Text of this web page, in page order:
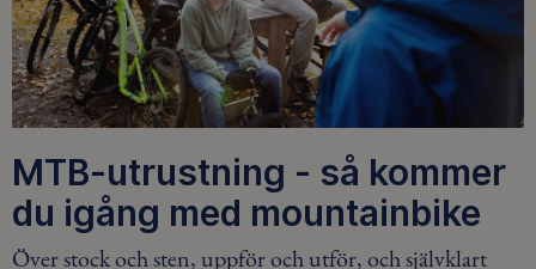
MTB-utrustning - så kommer
du igång med mountainbike
Över stock och sten, uppför och utför, och självklart